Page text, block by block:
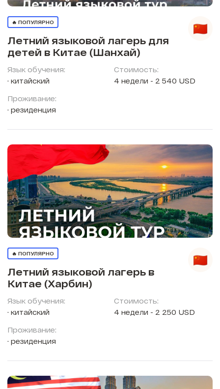
🔥 ПОПУЛЯРНО
Летний языковой лагерь для
детей в Китае (Шанхай)
Язык обучения:
китайский
Проживание:
резиденция
Стоимость:
4 недели - 2 540 USD
🔥 ПОПУЛЯРНО
Летний языковой лагерь в
Китае (Харбин)
Язык обучения:
китайский
Проживание:
резиденция
Стоимость:
4 недели - 2 250 USD